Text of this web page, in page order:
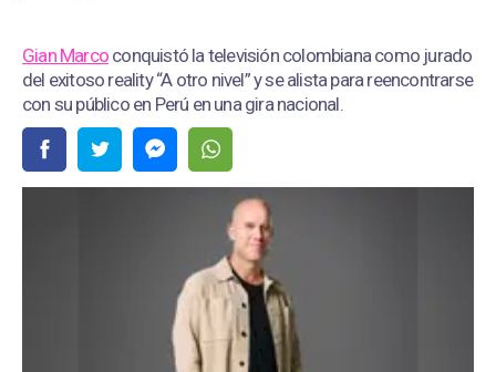
Gian Marco conquistó la televisión colombiana como jurado
del exitoso reality “A otro nivel” y se alista para reencontrarse
con su público en Perú en una gira nacional.